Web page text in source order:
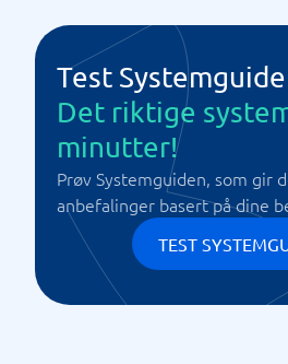
Test
Det riktige
minutter!
Prøv Systemguiden, som gir
anbefalinger basert på dine
TEST